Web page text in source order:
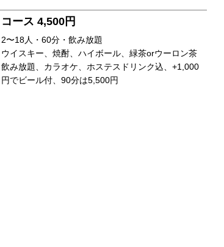
コース 4,500円
2〜18人・60分・飲み放題
ウイスキー、焼酎、ハイボール、緑茶orウーロン茶
飲み放題、カラオケ、ホステスドリンク込、+1,000
円でビール付、90分は5,500円